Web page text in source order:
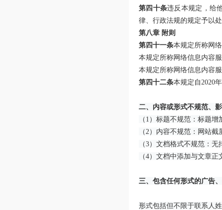
第四十条违反本规定，给
律、行政法规的规定予以
第八章 附则
第四十一条本规定所称网
本规定所称网络信息内容
本规定所称网络信息内容
第四十二条本规定自2020
二、内容或形式不规范、
（1）标题不规范：标题
（2）内容不规范：网站
（3）文档格式不规范：
（4）文档中添加与文章
三、包含任何形式的广告
形式包括但不限于联系人